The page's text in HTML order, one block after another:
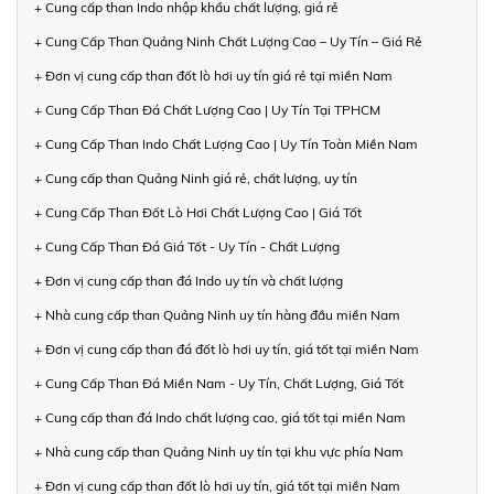
+ Cung cấp than Indo nhập khẩu chất lượng, giá rẻ
+ Cung Cấp Than Quảng Ninh Chất Lượng Cao – Uy Tín – Giá Rẻ
+ Đơn vị cung cấp than đốt lò hơi uy tín giá rẻ tại miền Nam
+ Cung Cấp Than Đá Chất Lượng Cao | Uy Tín Tại TPHCM
+ Cung Cấp Than Indo Chất Lượng Cao | Uy Tín Toàn Miền Nam
+ Cung cấp than Quảng Ninh giá rẻ, chất lượng, uy tín
+ Cung Cấp Than Đốt Lò Hơi Chất Lượng Cao | Giá Tốt
+ Cung Cấp Than Đá Giá Tốt - Uy Tín - Chất Lượng
+ Đơn vị cung cấp than đá Indo uy tín và chất lượng
+ Nhà cung cấp than Quảng Ninh uy tín hàng đầu miền Nam
+ Đơn vị cung cấp than đá đốt lò hơi uy tín, giá tốt tại miền Nam
+ Cung Cấp Than Đá Miền Nam - Uy Tín, Chất Lượng, Giá Tốt
+ Cung cấp than đá Indo chất lượng cao, giá tốt tại miền Nam
+ Nhà cung cấp than Quảng Ninh uy tín tại khu vực phía Nam
+ Đơn vị cung cấp than đốt lò hơi uy tín, giá tốt tại miền Nam